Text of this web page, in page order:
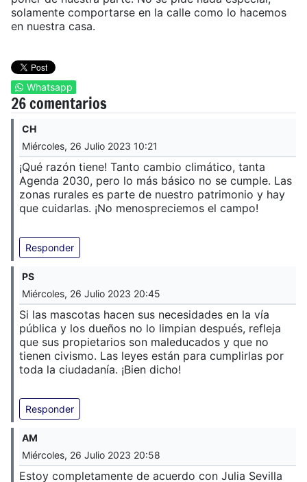
solamente comportarse en la calle como lo hacemos
en nuestra casa.
Whatsapp
26 comentarios
CH
Miércoles, 26 Julio 2023 10:21
¡Qué razón tiene! Tanto cambio climático, tanta
Agenda 2030, pero lo más básico no se cumple. Las
zonas rurales es parte de nuestro patrimonio y hay
que cuidarlas. ¡No menospreciemos el campo!
Responder
PS
Miércoles, 26 Julio 2023 20:45
Si las mascotas hacen sus necesidades en la vía
pública y los dueños no lo limpian después, refleja
que sus propietarios son maleducados y que no
tienen civismo. Las leyes están para cumplirlas por
toda la ciudadanía. ¡Bien dicho!
Responder
AM
Miércoles, 26 Julio 2023 20:58
Estoy completamente de acuerdo con Julia Sevilla